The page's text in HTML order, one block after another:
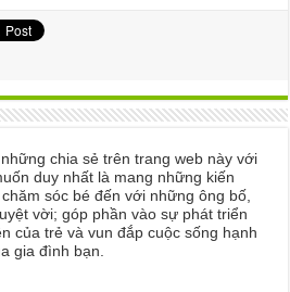
chia sẻ trên trang web này với
duy nhất là mang những kiến
sóc bé đến với những ông bố,
vời; góp phần vào sự phát triển
của trẻ và vun đắp cuộc sống hạnh
gia đình bạn.